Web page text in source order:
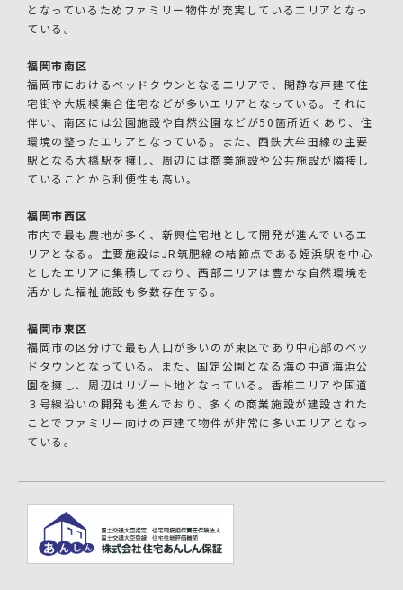
となっているためファミリー物件が充実しているエリアとなっ
ている。
福岡市南区
福岡市におけるベッドタウンとなるエリアで、閑静な戸建て住
宅街や大規模集合住宅などが多いエリアとなっている。それに
伴い、南区には公園施設や自然公園などが50箇所近くあり、住
環境の整ったエリアとなっている。また、西鉄大牟田線の主要
駅となる大橋駅を擁し、周辺には商業施設や公共施設が隣接し
ていることから利便性も高い。
福岡市西区
市内で最も農地が多く、新興住宅地として開発が進んでいるエ
リアとなる。主要施設はJR筑肥線の結節点である姪浜駅を中心
としたエリアに集積しており、西部エリアは豊かな自然環境を
活かした福祉施設も多数存在する。
福岡市東区
福岡市の区分けで最も人口が多いのが東区であり中心部のベッ
ドタウンとなっている。また、国定公園となる海の中道海浜公
園を擁し、周辺はリゾート地となっている。香椎エリアや国道
３号線沿いの開発も進んでおり、多くの商業施設が建設された
ことでファミリー向けの戸建て物件が非常に多いエリアとなっ
ている。